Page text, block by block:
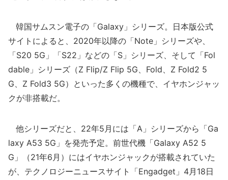
韓国サムスン電子の「Galaxy」シリーズ。日本版公式
サイトによると、2020年以降の「Note」シリーズや、
「S20 5G」「S22」などの「S」シリーズ、そして「Fol
dable」シリーズ（Z Flip/Z Flip 5G、Fold、Z Fold2 5
G、Z Fold3 5G）といった多くの機種で、イヤホンジャッ
クが非搭載だ。
他シリーズだと、22年5月には「A」シリーズから「Ga
laxy A53 5G」を発売予定。前世代機「Galaxy A52 5
G」（21年6月）にはイヤホンジャックが搭載されていた
が、テクノロジーニュースサイト「Engadget」4月18日